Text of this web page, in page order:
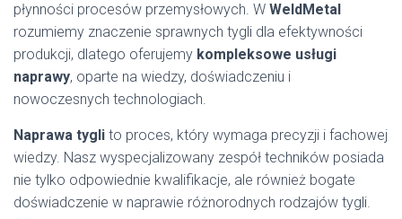
płynności procesów przemysłowych. W WeldMetal
rozumiemy znaczenie sprawnych tygli dla efektywności
produkcji, dlatego oferujemy kompleksowe usługi
naprawy, oparte na wiedzy, doświadczeniu i
nowoczesnych technologiach.
Naprawa tygli to proces, który wymaga precyzji i fachowej
wiedzy. Nasz wyspecjalizowany zespół techników posiada
nie tylko odpowiednie kwalifikacje, ale również bogate
doświadczenie w naprawie różnorodnych rodzajów tygli.